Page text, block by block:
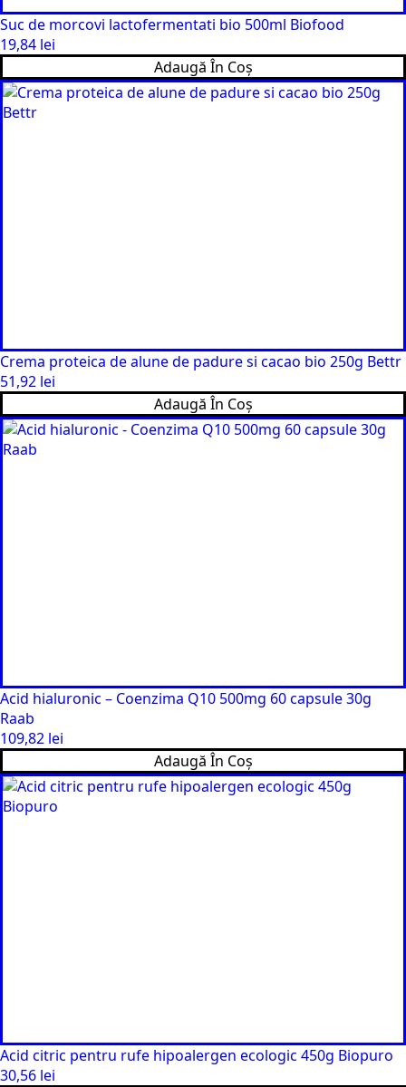
Suc de morcovi lactofermentati bio 500ml Biofood
19,84 lei
Adaugă În Coș
Crema proteica de alune de padure si cacao bio 250g Bettr
51,92 lei
Adaugă În Coș
Acid hialuronic – Coenzima Q10 500mg 60 capsule 30g
Raab
109,82 lei
Adaugă În Coș
Acid citric pentru rufe hipoalergen ecologic 450g Biopuro
30,56 lei